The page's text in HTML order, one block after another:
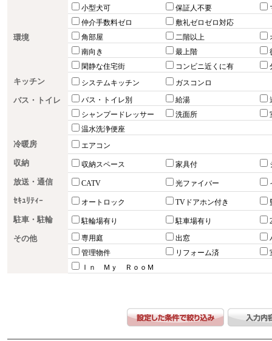
小型犬可
保証人不要
仲介手数料ゼロ
敷礼ゼロゼロ対応
環境 角部屋 二階以上
南向き
最上階
閑静な住宅街
コンビニ近くに有
キッチン システムキッチン ガスコンロ
バス・トイレ バス・トイレ別 給湯
シャンプードレッサー
洗面所
温水洗浄便座
冷暖房 エアコン
収納 収納スペース 家具付
放送・通信 CATV 光ファイバー
ｾｷｭﾘﾃｨｰ オートロック TVドアホン付き
駐車・駐輪 駐輪場有り 駐車場有り
その他 専用庭 出窓
管理物件
リフォーム済
Ｉｎ Ｍｙ ＲｏｏＭ